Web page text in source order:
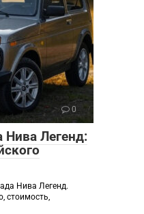
0
Нива Легенд:
Нива Легенд.
стоимость,